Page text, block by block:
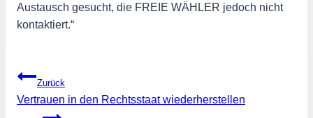
Austausch gesucht, die FREIE WÄHLER jedoch nicht
kontaktiert.“
Beitragsnavigation
Zurück
Vertrauen in den Rechtsstaat wiederherstellen